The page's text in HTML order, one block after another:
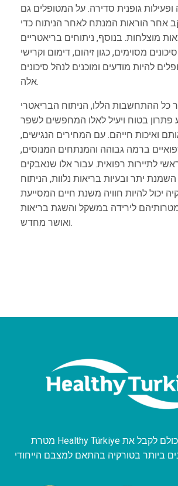
ופעילות גופנית סדירה. על המטופלים גם
אחר הוראות המנתח לאחר הניתוח כדי
מוצלחות. בנוסף, ניתוחים בריאטריים
מסוימים, כגון זיהום, דימום וקרישי
להיות מודעים ומוכנים לנהל סיכונים
אלה.
כל ההתחשבות הללו, הניתוח הבריאטרי
פתרון בטוח ויעיל לאלו המחפשים לשפר
ואיכות חייהם. עם המחירים הנגישים,
ברמה גבוהה והמנתחים המנוסים,
לתיירות רפואית. עבור אלו שנאבקים
יתר ובעיות בריאות נלוות, הניתוח
יכול להיות חוויה משנת חיים המסייעת
לירידה במשקל והשגת בריאות
ואושר מחדש.
מטרת Healthy Türkiye היא לעזור לכולם לקבל את